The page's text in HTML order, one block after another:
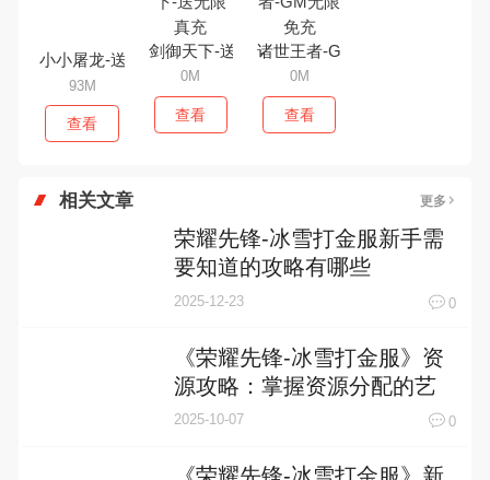
小小屠龙-送屠龙刀
93M
查看
剑御天下-送无限真充
0M
查看
诸世王者-GM无限免充
0M
查看
相关文章 更多
荣耀先锋-冰雪打金服新手需
要知道的攻略有哪些
2025-12-23 0
《荣耀先锋-冰雪打金服》资
源攻略：掌握资源分配的艺
术，助你称霸游戏世界
2025-10-07 0
《荣耀先锋-冰雪打金服》新